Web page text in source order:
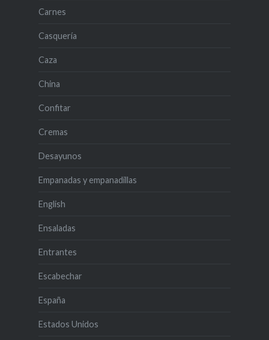
Carnes
Casquería
Caza
China
Confitar
Cremas
Desayunos
Empanadas y empanadillas
English
Ensaladas
Entrantes
Escabechar
España
Estados Unidos